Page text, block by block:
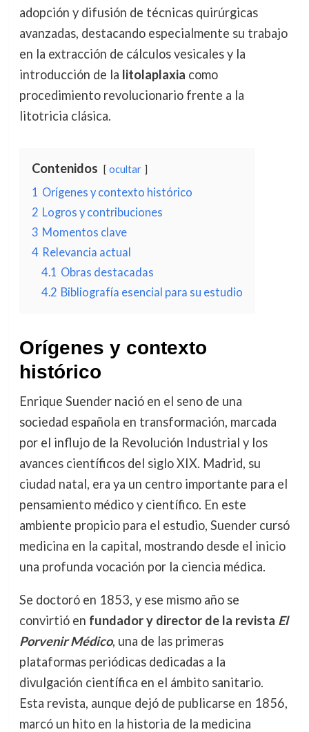
adopción y difusión de técnicas quirúrgicas
avanzadas, destacando especialmente su trabajo
en la extracción de cálculos vesicales y la
introducción de la litolaplaxia como
procedimiento revolucionario frente a la
litotricia clásica.
Contenidos ocultar
1 Orígenes y contexto histórico
2 Logros y contribuciones
3 Momentos clave
4 Relevancia actual
4.1 Obras destacadas
4.2 Bibliografía esencial para su estudio
Orígenes y contexto
histórico
Enrique Suender nació en el seno de una
sociedad española en transformación, marcada
por el influjo de la Revolución Industrial y los
avances científicos del siglo XIX. Madrid, su
ciudad natal, era ya un centro importante para el
pensamiento médico y científico. En este
ambiente propicio para el estudio, Suender cursó
medicina en la capital, mostrando desde el inicio
una profunda vocación por la ciencia médica.
Se doctoró en 1853, y ese mismo año se
convirtió en fundador y director de la revista El
Porvenir Médico, una de las primeras
plataformas periódicas dedicadas a la
divulgación científica en el ámbito sanitario.
Esta revista, aunque dejó de publicarse en 1856,
marcó un hito en la historia de la medicina